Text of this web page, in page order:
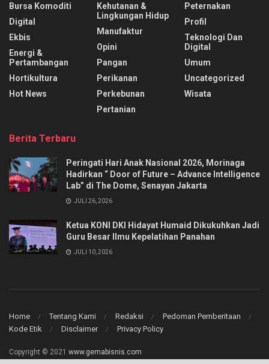
Bursa Komoditi
Digital
Ekbis
Energi &
Pertambangan
Hortikultura
Hot News
Kehutanan &
Lingkungan Hidup
Manufaktur
Opini
Pangan
Perikanan
Perkebunan
Pertanian
Peternakan
Profil
Teknologi Dan
Digital
Umum
Uncategorized
Wisata
Berita Terbaru
Peringati Hari Anak Nasional 2026, Morinaga
Hadirkan “ Door of Future – Advance Intelligence
Lab” di The Dome, Senayan Jakarta
JULI 26, 2026
Ketua KONI DKI Hidayat Humaid Dikukuhkan Jadi
Guru Besar Ilmu Kepelatihan Panahan
JULI 10, 2026
Home Tentang Kami Redaksi
Pedoman Pemberitaan
Kode Etik
Disclaimer Privacy Policy
Copyright © 2021 www.gemabisnis.com